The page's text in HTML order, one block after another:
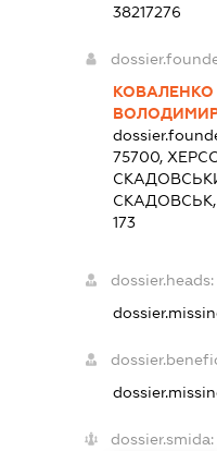
38217276
КОВАЛЕНКО
75700,
173
dossier.heads:
dossier.smida: